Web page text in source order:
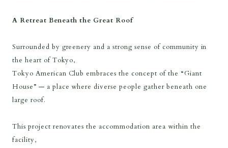
A Retreat Beneath the Great Roof
Surrounded by greenery and a strong sense of community in
the heart of Tokyo,
Tokyo American Club embraces the concept of the “Giant
House” — a place where diverse people gather beneath one
large roof.
This project renovates the accommodation area within the
facility,